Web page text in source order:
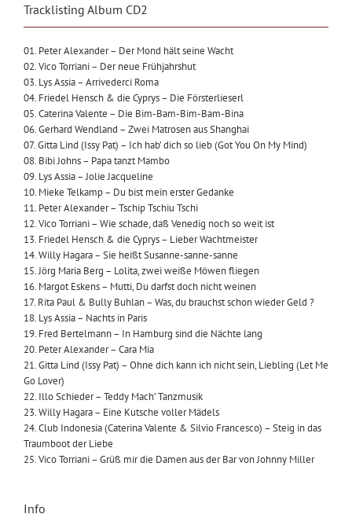
Tracklisting Album CD2
01. Peter Alexander – Der Mond hält seine Wacht
02. Vico Torriani – Der neue Frühjahrshut
03. Lys Assia – Arrivederci Roma
04. Friedel Hensch & die Cyprys – Die Försterlieserl
05. Caterina Valente – Die Bim-Bam-Bim-Bam-Bina
06. Gerhard Wendland – Zwei Matrosen aus Shanghai
07. Gitta Lind (Issy Pat) – Ich hab’ dich so lieb (Got You On My Mind)
08. Bibi Johns – Papa tanzt Mambo
09. Lys Assia – Jolie Jacqueline
10. Mieke Telkamp – Du bist mein erster Gedanke
11. Peter Alexander – Tschip Tschiu Tschi
12. Vico Torriani – Wie schade, daß Venedig noch so weit ist
13. Friedel Hensch & die Cyprys – Lieber Wachtmeister
14. Willy Hagara – Sie heißt Susanne-sanne-sanne
15. Jörg Maria Berg – Lolita, zwei weiße Möwen fliegen
16. Margot Eskens – Mutti, Du darfst doch nicht weinen
17. Rita Paul & Bully Buhlan – Was, du brauchst schon wieder Geld ?
18. Lys Assia – Nachts in Paris
19. Fred Bertelmann – In Hamburg sind die Nächte lang
20. Peter Alexander – Cara Mia
21. Gitta Lind (Issy Pat) – Ohne dich kann ich nicht sein, Liebling (Let Me
Go Lover)
22. Illo Schieder – Teddy Mach’ Tanzmusik
23. Willy Hagara – Eine Kutsche voller Mädels
24. Club Indonesia (Caterina Valente & Silvio Francesco) – Steig in das
Traumboot der Liebe
25. Vico Torriani – Grüß mir die Damen aus der Bar von Johnny Miller
Info